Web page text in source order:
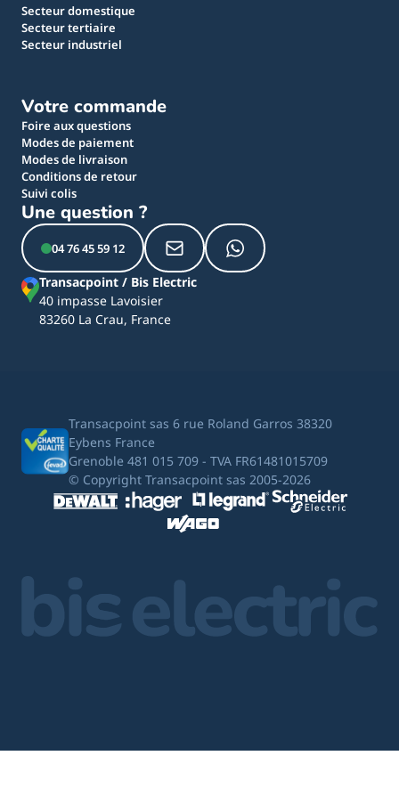
Secteur domestique
Secteur tertiaire
Secteur industriel
Votre commande
Foire aux questions
Modes de paiement
Modes de livraison
Conditions de retour
Suivi colis
Une question ?
04 76 45 59 12
Transacpoint / Bis Electric
40 impasse Lavoisier
83260 La Crau, France
Transacpoint sas 6 rue Roland Garros 38320
Eybens France
Grenoble 481 015 709 - TVA FR61481015709
© Copyright Transacpoint sas 2005-2026